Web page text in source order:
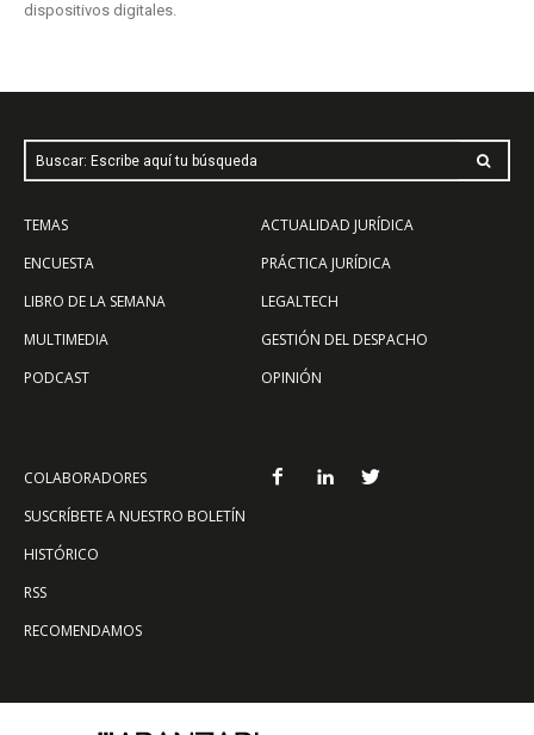
dispositivos digitales.
Buscar: Escribe aquí tu búsqueda
TEMAS
ENCUESTA
LIBRO DE LA SEMANA
MULTIMEDIA
PODCAST
ACTUALIDAD JURÍDICA
PRÁCTICA JURÍDICA
LEGALTECH
GESTIÓN DEL DESPACHO
OPINIÓN
COLABORADORES
SUSCRÍBETE A NUESTRO BOLETÍN
HISTÓRICO
RSS
RECOMENDAMOS